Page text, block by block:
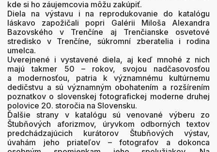
kde si ho záujemcovia môžu zakúpiť.
Diela na výstavu i na reprodukovanie do katalógu
láskavo zapožičali popri Galérii Miloša Alexandra
Bazovského v Trenčíne aj Trenčianske osvetové
stredisko v Trenčíne, súkromní zberatelia i rodina
umelca.
Uverejnené i vystavené diela, aj keď mnohé z nich
majú takmer 50 – rokov, svojou nadčasovosťou
a modernosťou, patria k významnému kultúrnemu
dedičstvu a sú významným obohatením a rozšírením
poznatkov o slovenskej fotografickej moderne druhej
polovice 20. storočia na Slovensku.
Ďalšie strany v katalógu sú venované výberu zo
Štubňových aforizmov, úryvkom odborných textov
predchádzajúcich kurátorov Štubňových výstav,
úvahám jeho priateľov – fotografov a dokonca